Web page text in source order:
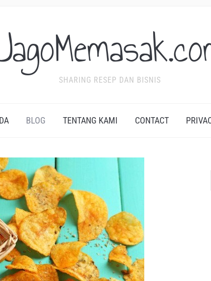
SHARING RESEP DAN BISNIS
BLOG TENTANG KAMI CONTACT